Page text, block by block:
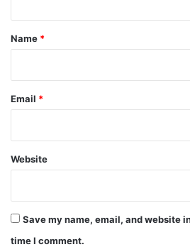
*
Name *
Email *
Website
Save my name, email, and website
time I comment.